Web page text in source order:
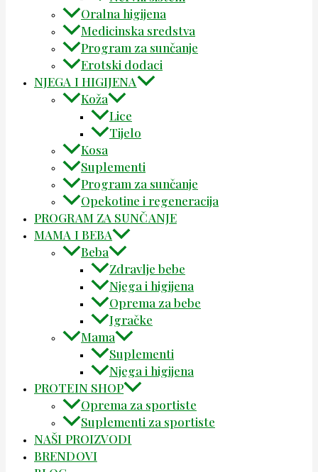
Oralna higijena
Medicinska sredstva
Program za sunčanje
Erotski dodaci
NJEGA I HIGIJENA
Koža
Lice
Tijelo
Kosa
Suplementi
Program za sunčanje
Opekotine i regeneracija
PROGRAM ZA SUNČANJE
MAMA I BEBA
Beba
Zdravlje bebe
Njega i higijena
Oprema za bebe
Igračke
Mama
Suplementi
Njega i higijena
PROTEIN SHOP
Oprema za sportiste
Suplementi za sportiste
NAŠI PROIZVODI
BRENDOVI